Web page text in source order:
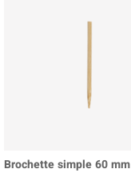
Brochette simple 60 mm